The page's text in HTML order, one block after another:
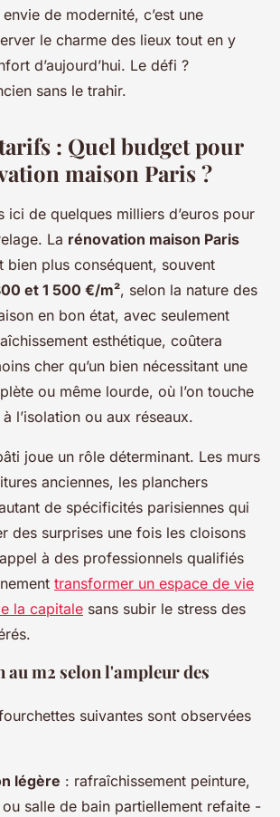
de modernité, c’est une
le charme des lieux tout en y
d’aujourd’hui. Le défi ?
sans le trahir.
: Quel budget pour
maison Paris ?
ici de quelques milliers d’euros pour
La rénovation maison Paris
bien plus conséquent, souvent
et 1 500 €/m², selon la nature des
en bon état, avec seulement
esthétique, coûtera
cher qu’un bien nécessitant une
ou même lourde, où l’on touche
l’isolation ou aux réseaux.
joue un rôle déterminant. Les murs
anciennes, les planchers
de spécificités parisiennes qui
des surprises une fois les cloisons
à des professionnels qualifiés
transformer un espace de vie
la capitale sans subir le stress des
au m2 selon l'ampleur des
suivantes sont observées
légère : rafraîchissement peinture,
salle de bain partiellement refaite -